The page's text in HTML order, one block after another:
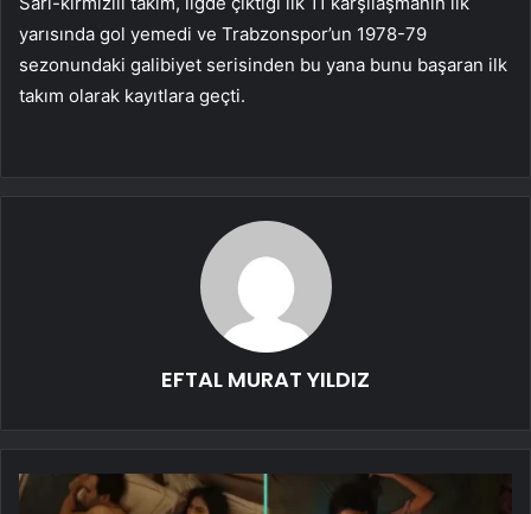
yarısında gol yemedi ve Trabzonspor’un 1978-79
sezonundaki galibiyet serisinden bu yana bunu başaran ilk
takım olarak kayıtlara geçti.
EFTAL MURAT YILDIZ